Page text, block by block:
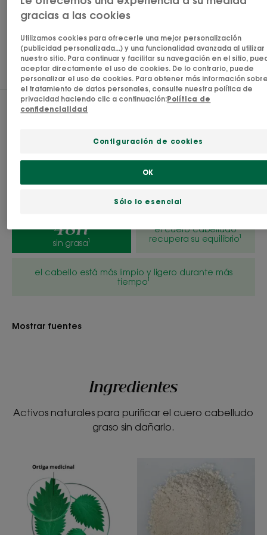
húmedo, el polvo se transforma en una espuma
de sebo*. El cuero cabelludo graso se purifica y
reequilibra, lo que permite espaciar los lavados
con champú hasta 48 horas. El cabello queda
flexible y ligero, y se mantiene más limpio durante
más tiempo. Fórmula biodegradable. Embalaje de
Ventaja
Biodegradable** y requiere un 80% menos de agua
en el proceso de fabricación***. Un producto
un envase 100% reciclable y con activos de origen
vegetal y cultivo ecológico.
cabelludos grasos gracias a sus activos
seborreductores, lo que permite espaciar los
TEXTURA RECICLAJE
Ver más
RESULTADOS
Redescubre un cuero cabelludo limpio y purificado
con un cabello ligero y lleno de vida.
48h
sin grasa¹
el cuero cabelludo
recupera su equilibrio¹
el cabello está más limpio y ligero durante más
tiempo¹
Mostrar fuentes
Ingredientes
Activos naturales para purificar el cuero cabelludo
graso sin dañarlo.
gracias a las cookies
Utilizamos cookies para ofrecerle una mejor personalización
(publicidad personalizada...) y una funcionalidad avanzada al utilizar
nuestro sitio. Para continuar y facilitar su navegación en el sitio,
aceptar directamente el uso de cookies. De lo contrario, puede
personalizar el uso de cookies. Para obtener más información
el tratamiento de datos personales, consulte nuestra política de
privacidad haciendo clic a continuación:Política de
confidencialidad
Configuración de cookies
Sólo lo esencial
OK